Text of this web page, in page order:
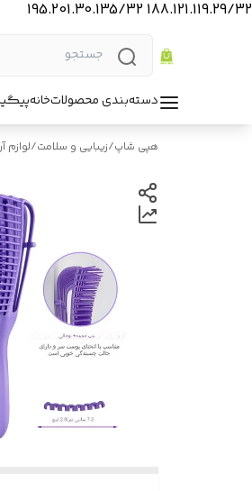
188.121.119.29/32 195.201.30.135/32
دسته‌بندی محصولاتخانه
هپی شاپ/زیبایی و سلامت/لوازم